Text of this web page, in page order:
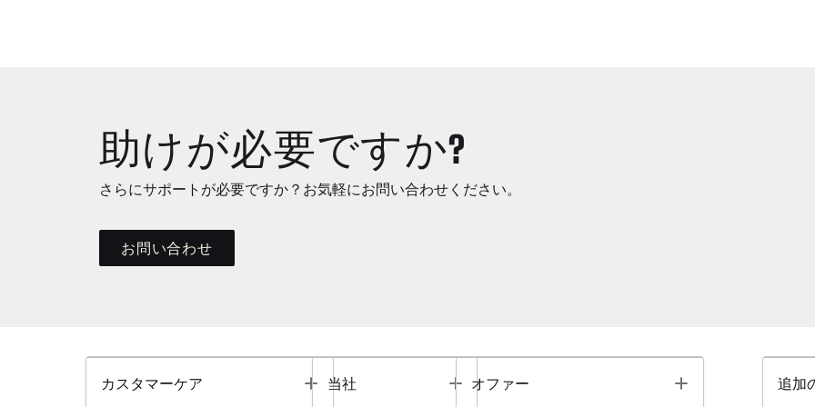
助けが必要ですか?
さらにサポートが必要ですか？お気軽にお問い合わせください。
お問い合わせ
カスタマーケア Toggle
当社 Toggle
オファー Toggle 追加